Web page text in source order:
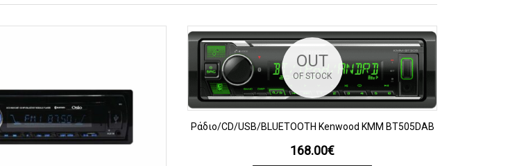
OUT
OF STOCK
ΠΡΟΒΟΛΗ
Ράδιο/CD/USB/BLUETOOTH Kenwood KMM BT505DAB
168.00€